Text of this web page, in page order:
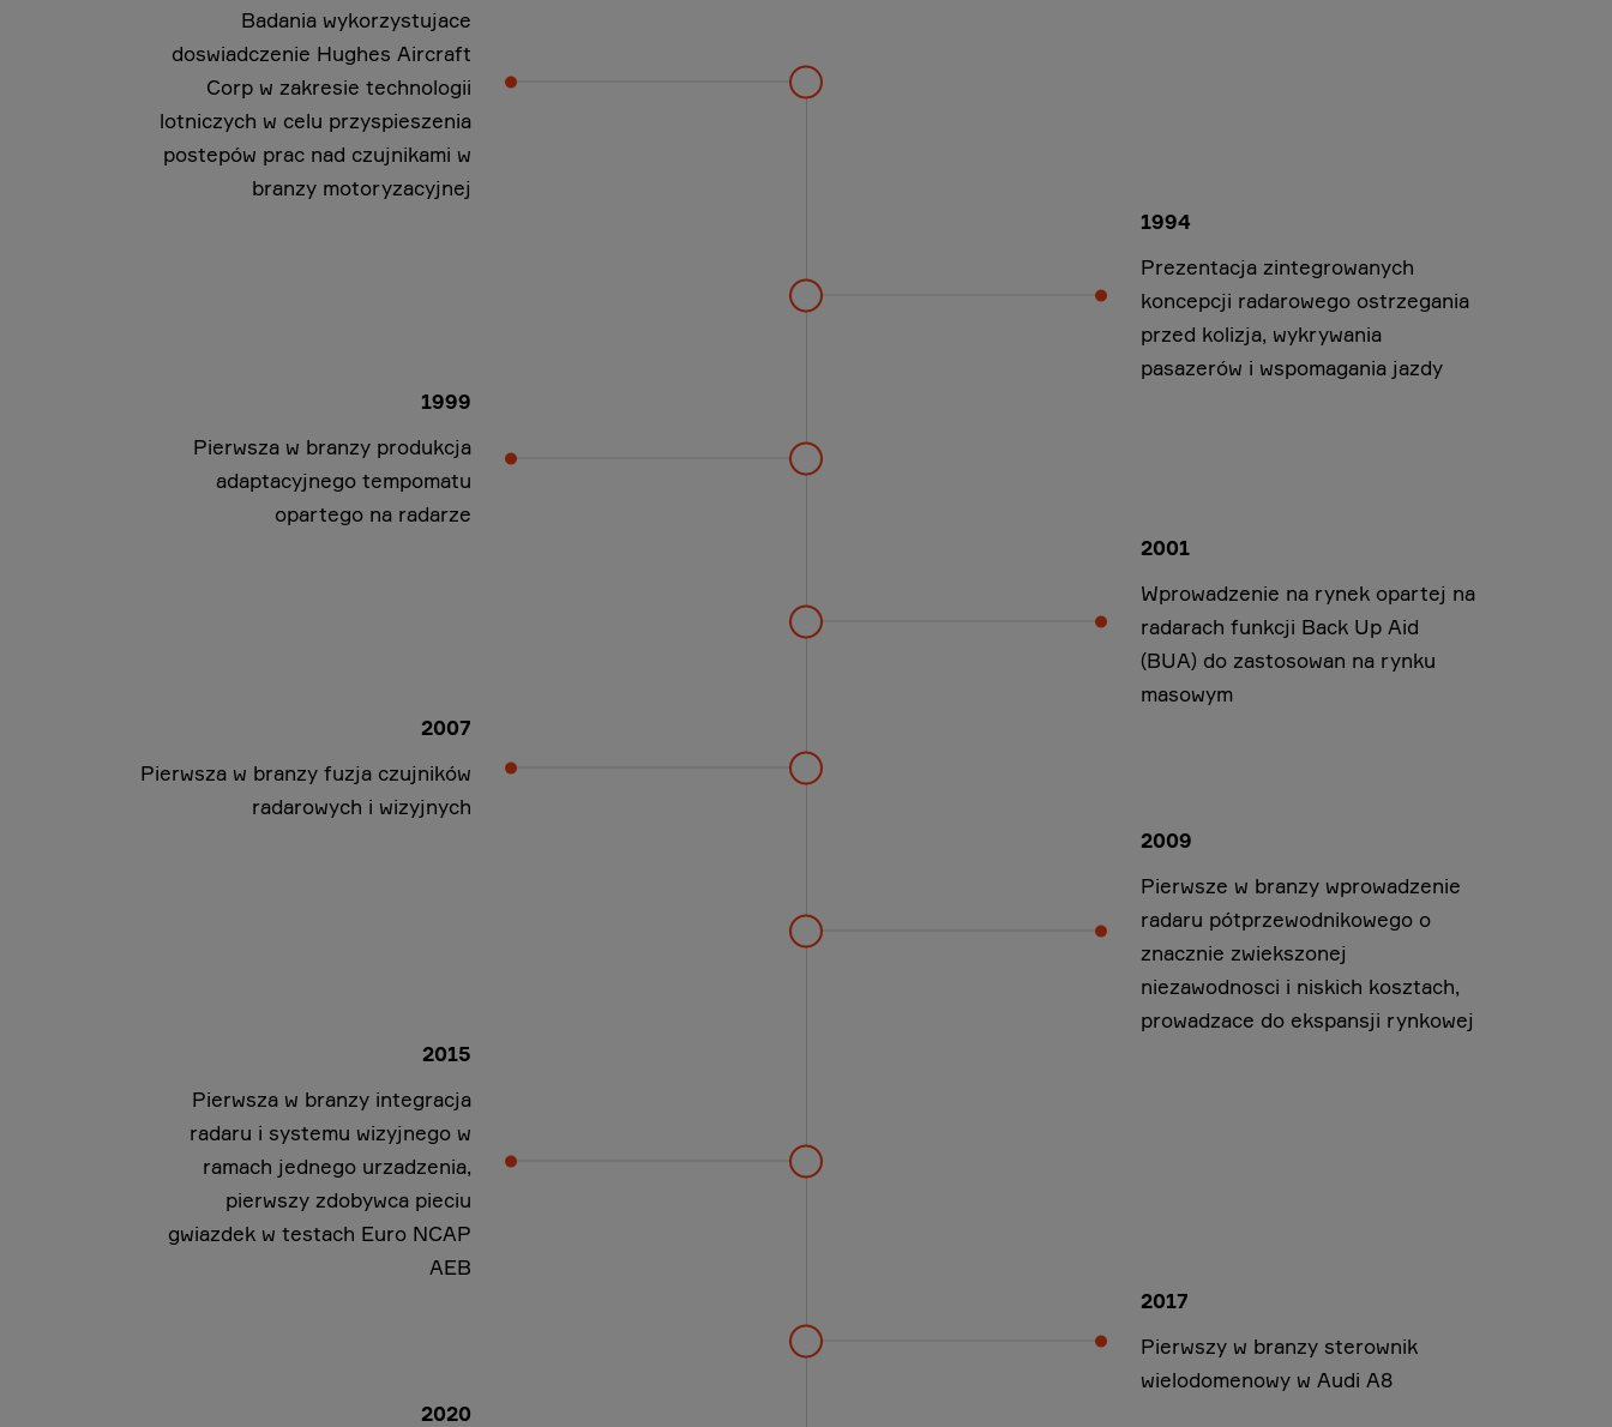
Badania wykorzystujace
doswiadczenie Hughes Aircraft
Corp w zakresie technologii
lotniczych w celu przyspieszenia
postepów prac nad czujnikami w
branzy motoryzacyjnej
1994
Prezentacja zintegrowanych
koncepcji radarowego ostrzegania
przed kolizja, wykrywania
pasazerów i wspomagania jazdy
1999
Pierwsza w branzy produkcja
adaptacyjnego tempomatu
opartego na radarze
2001
Wprowadzenie na rynek opartej na
radarach funkcji Back Up Aid
(BUA) do zastosowan na rynku
masowym
2007
Pierwsza w branzy fuzja czujników
radarowych i wizyjnych
2009
Pierwsze w branzy wprowadzenie
radaru pótprzewodnikowego o
znacznie zwiekszonej
niezawodnosci i niskich kosztach,
prowadzace do ekspansji rynkowej
2015
Pierwsza w branzy integracja
radaru i systemu wizyjnego w
ramach jednego urzadzenia,
pierwszy zdobywca pieciu
gwiazdek w testach Euro NCAP
AEB
2017
Pierwszy w branzy sterownik
wielodomenowy w Audi A8
2020